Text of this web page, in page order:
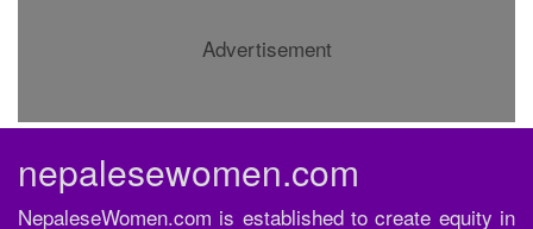
Advertisement
nepalesewomen.com
NepaleseWomen.com is established to create equity in